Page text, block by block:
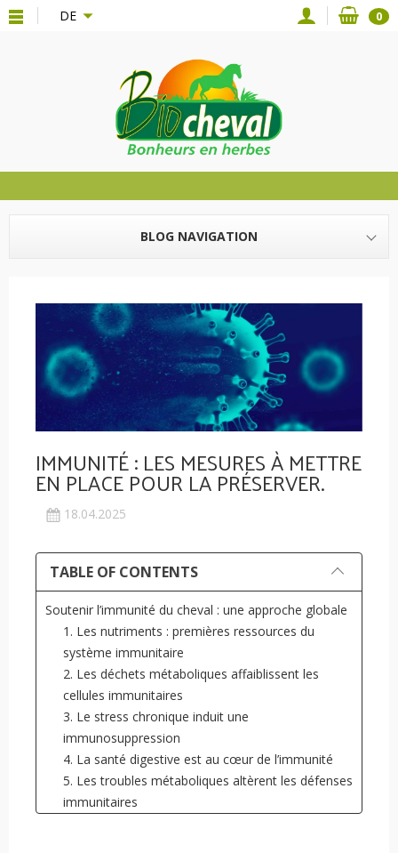
{**} DE 0
BLOG NAVIGATION
IMMUNITÉ : LES MESURES À METTRE
EN PLACE POUR LA PRÉSERVER.
18.04.2025
TABLE OF CONTENTS
Soutenir l’immunité du cheval : une approche globale
1. Les nutriments : premières ressources du
système immunitaire
2. Les déchets métaboliques affaiblissent les
cellules immunitaires
3. Le stress chronique induit une
immunosuppression
4. La santé digestive est au cœur de l’immunité
5. Les troubles métaboliques altèrent les défenses
immunitaires